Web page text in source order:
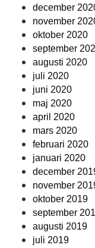
december
november
oktober 2020
september
augusti 2020
juli 2020
juni 2020
maj 2020
april 2020
mars 2020
februari 2020
januari 2020
december
november
oktober 2019
september
augusti 2019
juli 2019